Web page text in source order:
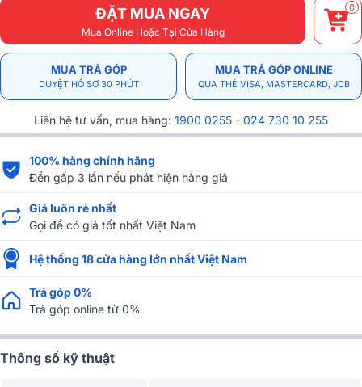
ĐẶT MUA NGAY
Mua Online Hoặc Tại Cửa Hàng
0
MUA TRẢ GÓP
DUYỆT HỒ SƠ 30 PHÚT
MUA TRẢ GÓP ONLINE
QUA THẺ VISA, MASTERCARD, JCB
Liên hệ tư vấn, mua hàng: 1900 0255 - 024 730 10 255
100% hàng chính hãng
Đền gấp 3 lần nếu phát hiện hàng giả
Giá luôn rẻ nhất
Gọi để có giá tốt nhất Việt Nam
Hệ thống 18 cửa hàng lớn nhất Việt Nam
Trả góp 0%
Trả góp online từ 0%
Thông số kỹ thuật